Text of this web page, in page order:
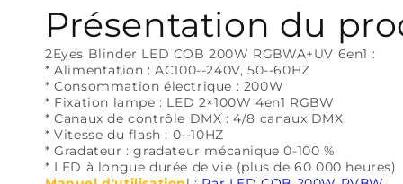
Présentation du
2Eyes Blinder LED COB 200W RGBWA+UV 6en1 :
* Alimentation : AC100--240V, 50--60HZ
* Consommation électrique : 200W
* Fixation lampe : LED 2×100W 4en1 RGBW
* Canaux de contrôle DMX : 4/8 canaux DMX
* Vitesse du flash : 0--10HZ
* Gradateur : gradateur mécanique 0-100 %
* LED à longue durée de vie (plus de 60 000 heures)